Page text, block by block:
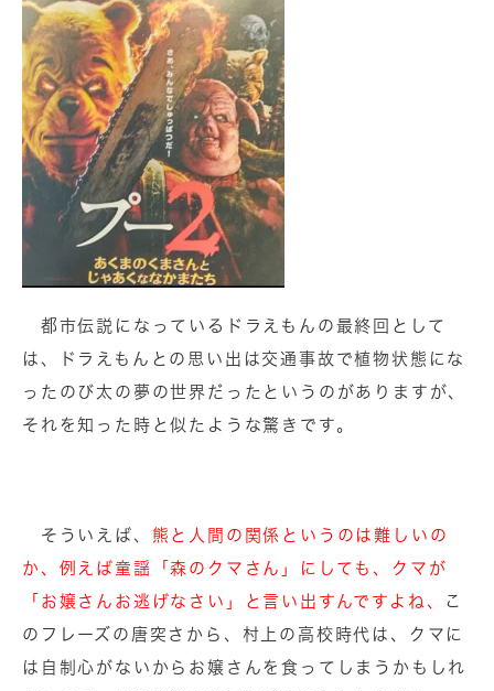
都市伝説になっているドラえもんの最終回として
は、ドラえもんとの思い出は交通事故で植物状態にな
ったのび太の夢の世界だったというのがありますが、
それを知った時と似たような驚きです。
そういえば、 熊と人間の関係というのは難しいの
か、例えば童謡「森のクマさん」にしても、クマが
「お嬢さんお逃げなさい」と言い出すんですよね、
こ
のフレーズの唐突さから、村上の高校時代は、クマに
は自制心がないからお嬢さんを食ってしまうかもしれ